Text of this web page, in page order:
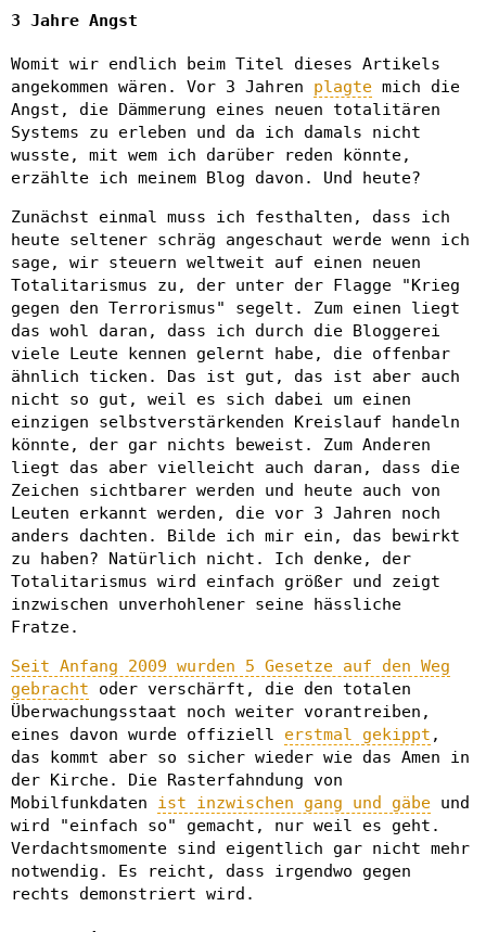
3 Jahre Angst
Womit wir endlich beim Titel dieses Artikels
angekommen wären. Vor 3 Jahren plagte mich die
Angst, die Dämmerung eines neuen totalitären
Systems zu erleben und da ich damals nicht
wusste, mit wem ich darüber reden könnte,
erzählte ich meinem Blog davon. Und heute?
Zunächst einmal muss ich festhalten, dass ich
heute seltener schräg angeschaut werde wenn ich
sage, wir steuern weltweit auf einen neuen
Totalitarismus zu, der unter der Flagge "Krieg
gegen den Terrorismus" segelt. Zum einen liegt
das wohl daran, dass ich durch die Bloggerei
viele Leute kennen gelernt habe, die offenbar
ähnlich ticken. Das ist gut, das ist aber auch
nicht so gut, weil es sich dabei um einen
einzigen selbstverstärkenden Kreislauf handeln
könnte, der gar nichts beweist. Zum Anderen
liegt das aber vielleicht auch daran, dass die
Zeichen sichtbarer werden und heute auch von
Leuten erkannt werden, die vor 3 Jahren noch
anders dachten. Bilde ich mir ein, das bewirkt
zu haben? Natürlich nicht. Ich denke, der
Totalitarismus wird einfach größer und zeigt
inzwischen unverhohlener seine hässliche
Fratze.
Seit Anfang 2009 wurden 5 Gesetze auf den Weg
gebracht oder verschärft, die den totalen
Überwachungsstaat noch weiter vorantreiben,
eines davon wurde offiziell erstmal gekippt ,
das kommt aber so sicher wieder wie das Amen in
der Kirche. Die Rasterfahndung von
Mobilfunkdaten ist inzwischen gang und gäbe und
wird "einfach so" gemacht, nur weil es geht.
Verdachtsmomente sind eigentlich gar nicht mehr
notwendig. Es reicht, dass irgendwo gegen
rechts demonstriert wird.